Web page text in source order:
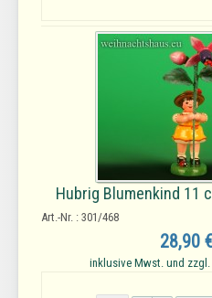
Hubrig Blumenkind 11
Art.-Nr. : 301/468
28,90 €
inklusive Mwst. und zzgl.